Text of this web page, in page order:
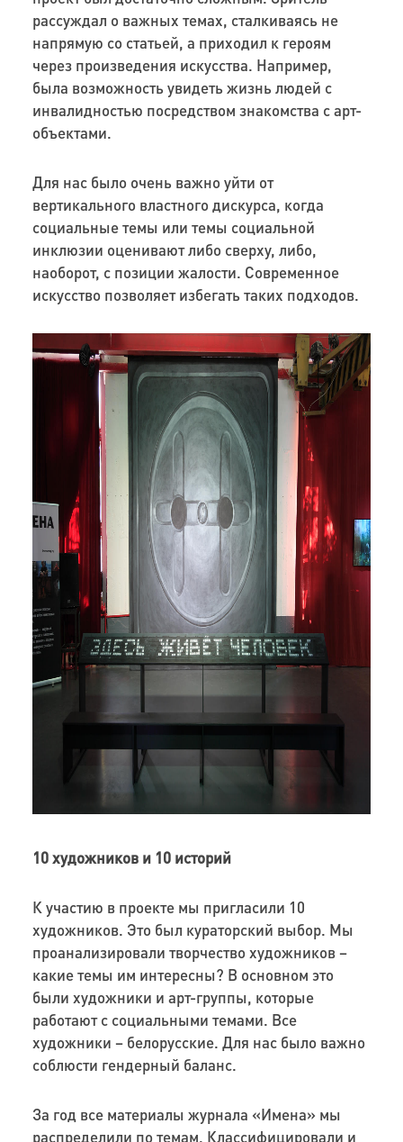
рассуждал о важных темах, сталкиваясь не
напрямую со статьей, а приходил к героям
через произведения искусства. Например,
была возможность увидеть жизнь людей с
инвалидностью посредством знакомства с арт-
объектами.
Для нас было очень важно уйти от
вертикального властного дискурса, когда
социальные темы или темы социальной
инклюзии оценивают либо сверху, либо,
наоборот, с позиции жалости. Современное
искусство позволяет избегать таких подходов.
10 художников и 10 историй
К участию в проекте мы пригласили 10
художников. Это был кураторский выбор. Мы
проанализировали творчество художников –
какие темы им интересны? В основном это
были художники и арт-группы, которые
работают с социальными темами. Все
художники – белорусские. Для нас было важно
соблюсти гендерный баланс.
За год все материалы журнала «Имена» мы
распределили по темам. Классифицировали и